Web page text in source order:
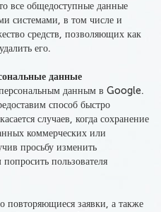
все общедоступные данные
системами, в том числе и
средств, позволяющих как
его.
данные
персональным данным в Google.
способ быстро
случаев, когда сохранение
коммерческих или
просьбу изменить
пользователя
заявки, а также